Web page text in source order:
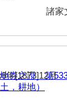
書
・二宮関係文書
諸家
地券之證 第
土，耕地）
年[1873]12月